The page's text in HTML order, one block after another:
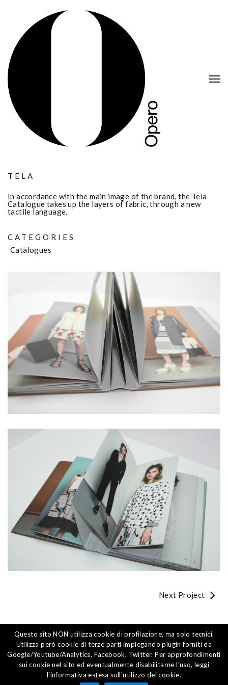
TELA
In accordance with the main image of the brand, the Tela
Catalogue takes up the layers of fabric, through a new
tactile language.
CATEGORIES
Catalogues
Next Project
© 2018-2019 OPERO SRL | AGENZIA DI STAMPA |
P.IVA: 03379440237 |PRIVACY POLICY|
RATING DI LEGALITÀ
Questo sito NON utilizza cookie di profilazione, ma solo tecnici.
Utilizza però cookie di terze parti impiegando plugin forniti da
Google/Youtube/Analytics, Facebook, Twitter. Per approfondimenti
sui cookie nel sito ed eventualmente disabilitarne l'uso, leggi
l'informativa estesa sull'utilizzo dei cookie.